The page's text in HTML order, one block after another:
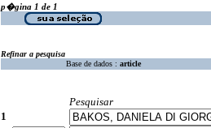
p�gina 1 de 1
Refinar a pesquisa
Base de dados : article
Pesquisar
1